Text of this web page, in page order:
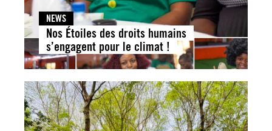
NEWS
Nos Étoiles des droits humains
s’engagent pour le climat !